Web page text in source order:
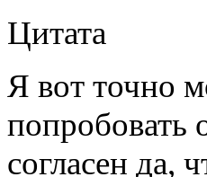
Цитата
Я вот точно
попробовать
согласен да,